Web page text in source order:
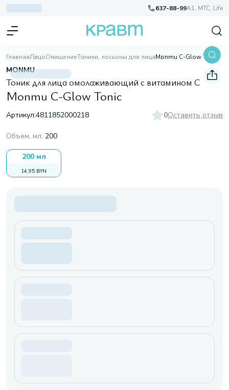
637-88-99A1, МТС, Life
ГлавнаяЛицоОчищениеТоники, лосьоны для лицаMonmu C-Glow Tonic
MONMU
Тоник для лица омолаживающий с витамином С
Monmu C-Glow Tonic
Артикул:4811852000218 0Оставить отзыв
Объем, мл: 200
200 мл
14,95 BYN